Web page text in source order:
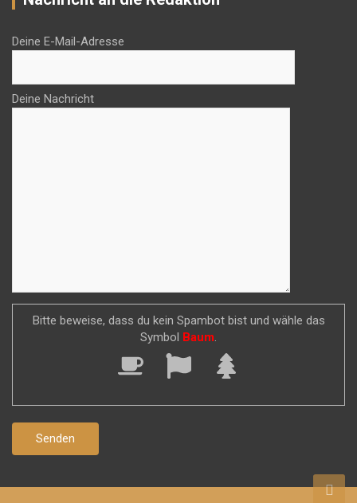
Deine E-Mail-Adresse
Deine Nachricht
Bitte beweise, dass du kein Spambot bist und wähle das
Symbol Baum.